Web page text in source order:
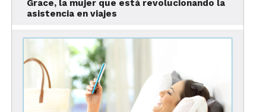
Parque nacional de mejores
Estados Unidos, California
Grace, la mujer que está revolucionando la
asistencia en viajes